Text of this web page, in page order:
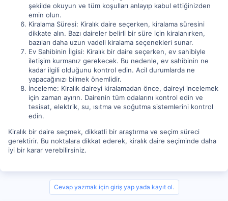
şekilde okuyun ve tüm koşulları anlayıp kabul ettiğinizden
emin olun.
Kiralama Süresi: Kiralık daire seçerken, kiralama süresini
dikkate alın. Bazı daireler belirli bir süre için kiralanırken,
bazıları daha uzun vadeli kiralama seçenekleri sunar.
Ev Sahibinin İlgisi: Kiralık bir daire seçerken, ev sahibiyle
iletişim kurmanız gerekecek. Bu nedenle, ev sahibinin ne
kadar ilgili olduğunu kontrol edin. Acil durumlarda ne
yapacağınızı bilmek önemlidir.
İnceleme: Kiralık daireyi kiralamadan önce, daireyi incelemek
için zaman ayırın. Dairenin tüm odalarını kontrol edin ve
tesisat, elektrik, su, ısıtma ve soğutma sistemlerini kontrol
edin.
Kiralık bir daire seçmek, dikkatli bir araştırma ve seçim süreci
gerektirir. Bu noktalara dikkat ederek, kiralık daire seçiminde daha
iyi bir karar verebilirsiniz.
Cevap yazmak için giriş yap yada kayıt ol.